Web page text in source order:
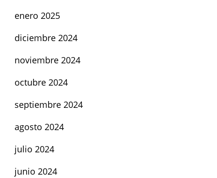
enero 2025
diciembre 2024
noviembre 2024
octubre 2024
septiembre 2024
agosto 2024
julio 2024
junio 2024